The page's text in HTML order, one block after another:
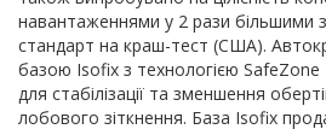
навантаженнями у 2 рази більшими
стандарт на краш-тест (США).
базою Isofix з технологією
для стабілізації та зменшення
лобового зіткнення. База Isofix